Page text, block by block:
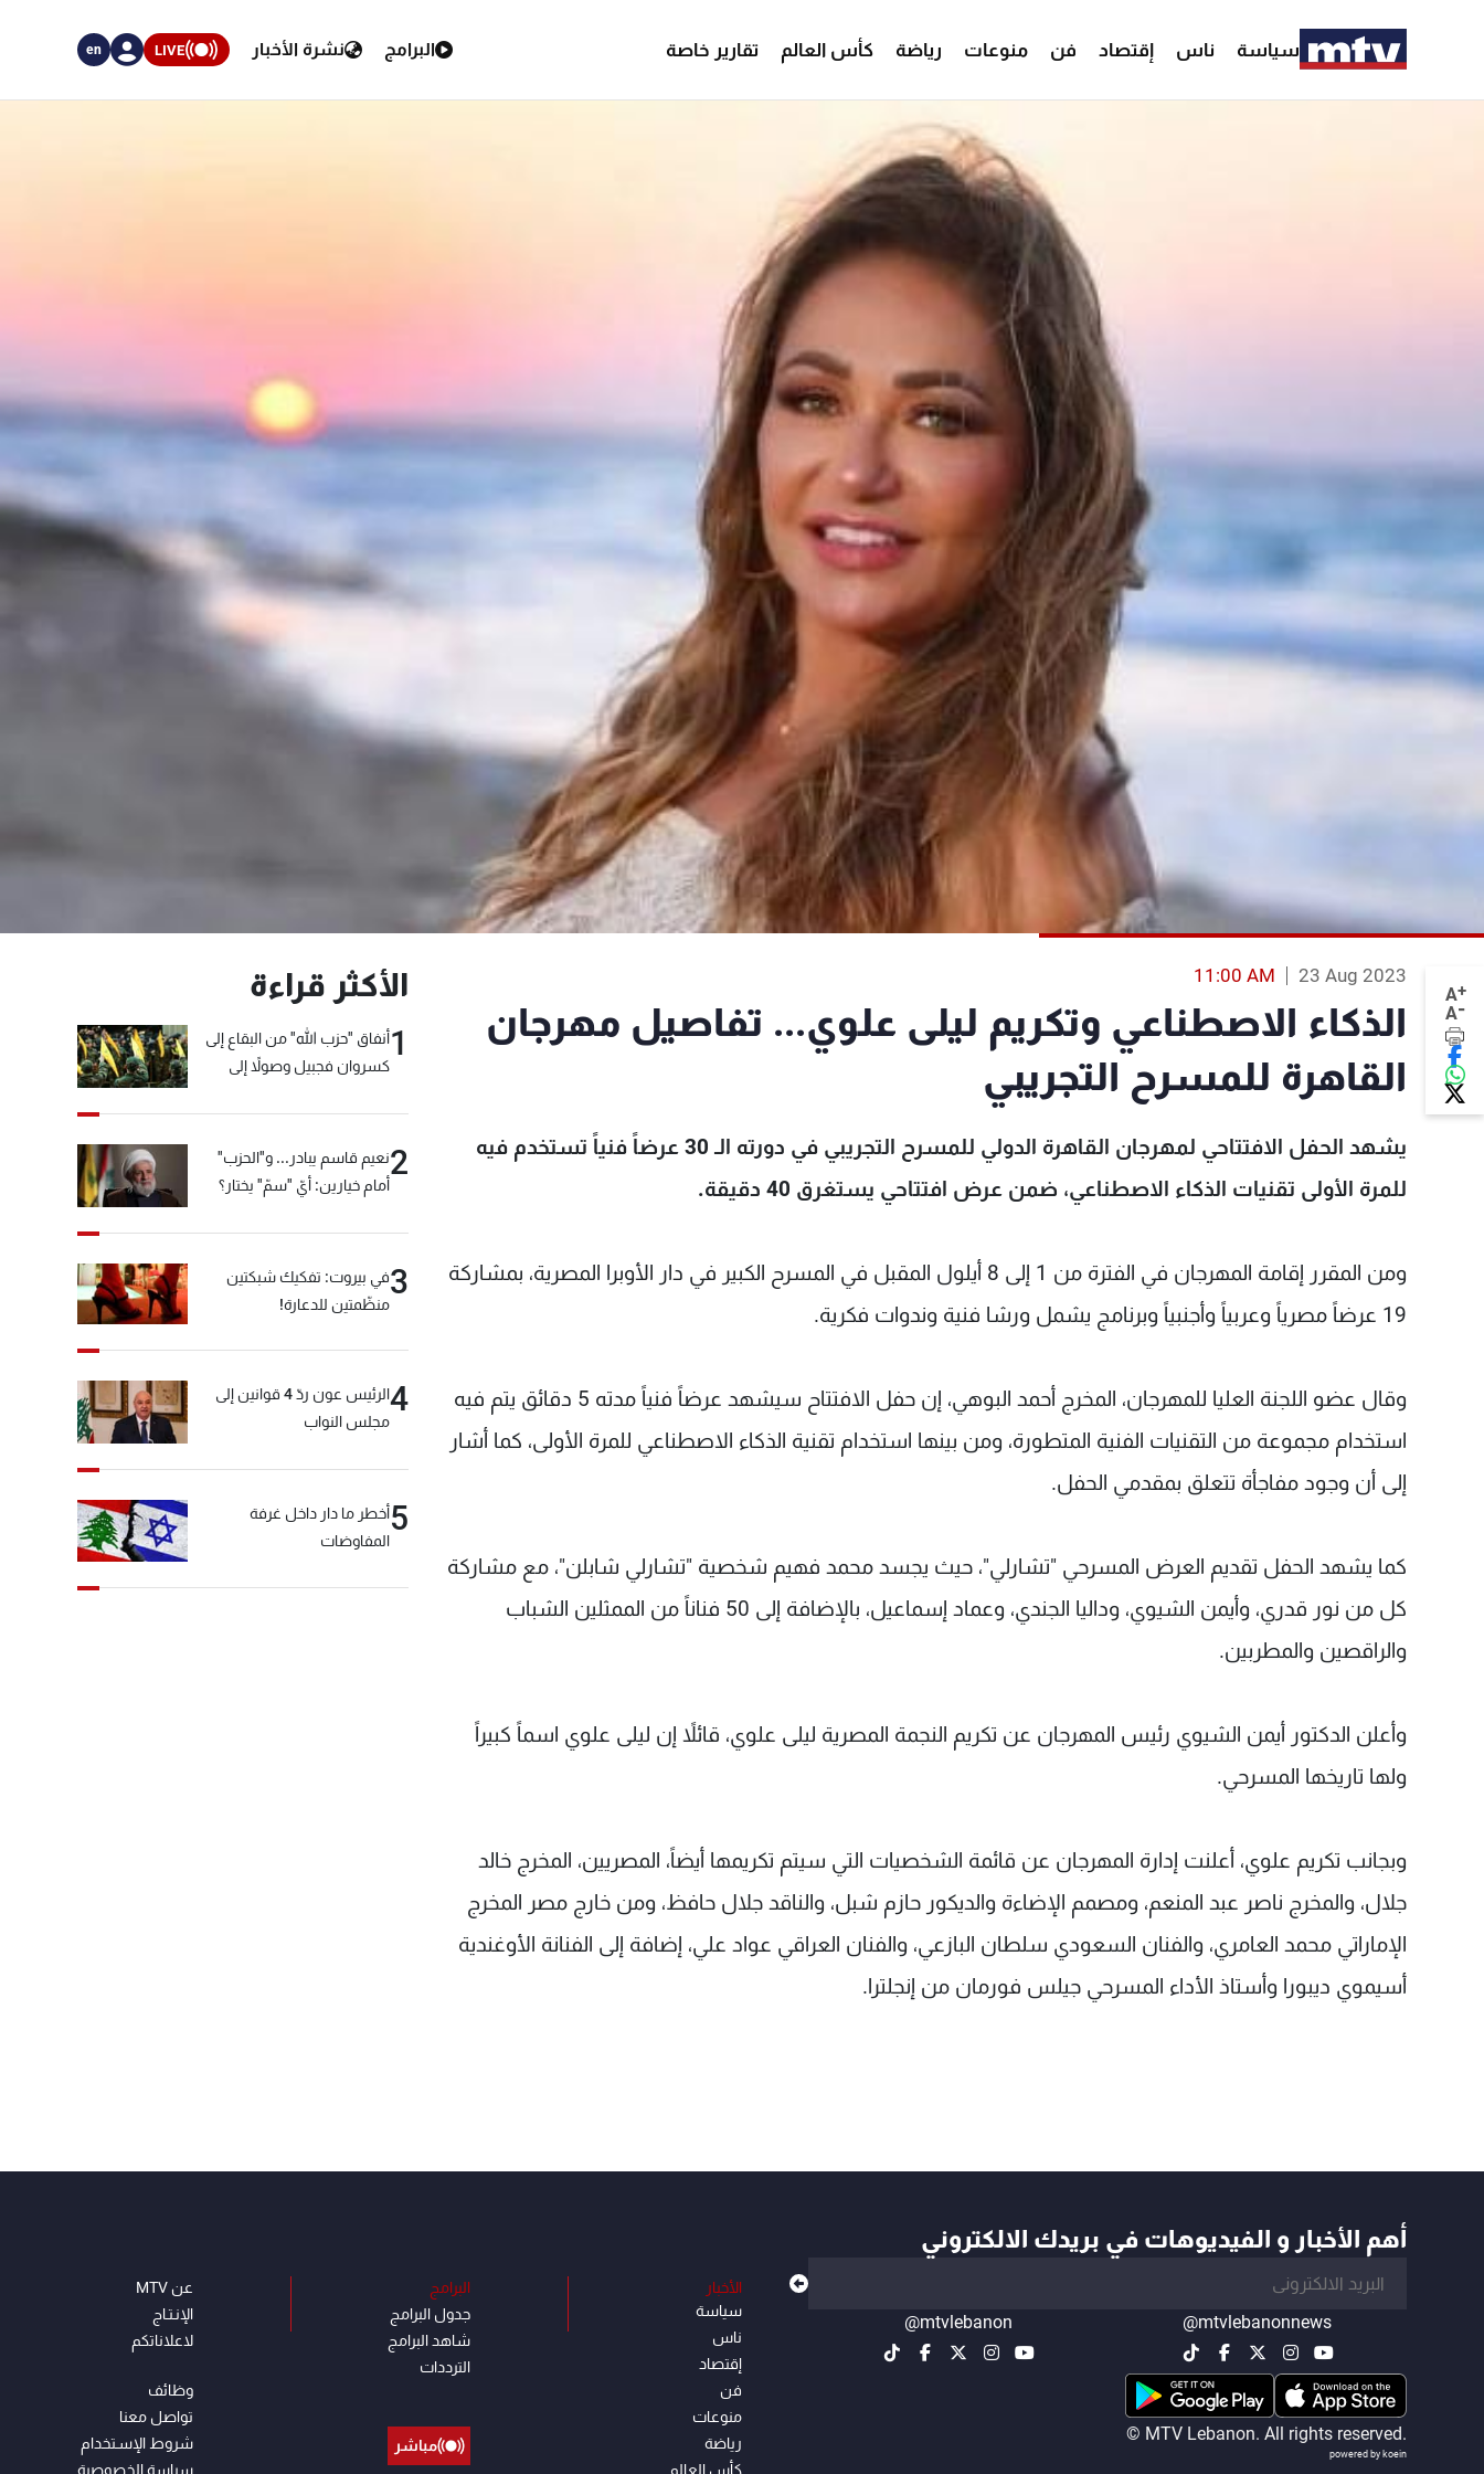
سياسة ناس إقتصاد فن منوعات رياضة كأس العالم تقارير خاصة البرامج نشرة الأخبار LIVE
en
A+
A-
23 Aug 2023
11:00 AM
الذكاء الاصطناعي وتكريم ليلى علوي... تفاصيل مهرجان
القاهرة للمسرح التجريبي
يشهد الحفل الافتتاحي لمهرجان القاهرة الدولي للمسرح التجريبي في دورته الـ 30 عرضاً فنياً تستخدم فيه
للمرة الأولى تقنيات الذكاء الاصطناعي، ضمن عرض افتتاحي يستغرق 40 دقيقة.
ومن المقرر إقامة المهرجان في الفترة من 1 إلى 8 أيلول المقبل في المسرح الكبير في دار الأوبرا المصرية، بمشاركة
19 عرضاً مصرياً وعربياً وأجنبياً وبرنامج يشمل ورشا فنية وندوات فكرية.
وقال عضو اللجنة العليا للمهرجان، المخرج أحمد البوهي، إن حفل الافتتاح سيشهد عرضاً فنياً مدته 5 دقائق يتم فيه
استخدام مجموعة من التقنيات الفنية المتطورة، ومن بينها استخدام تقنية الذكاء الاصطناعي للمرة الأولى، كما أشار
إلى أن وجود مفاجأة تتعلق بمقدمي الحفل.
كما يشهد الحفل تقديم العرض المسرحي "تشارلي"، حيث يجسد محمد فهيم شخصية "تشارلي شابلن"، مع مشاركة
كل من نور قدري، وأيمن الشيوي، وداليا الجندي، وعماد إسماعيل، بالإضافة إلى 50 فناناً من الممثلين الشباب
والراقصين والمطربين.
وأعلن الدكتور أيمن الشيوي رئيس المهرجان عن تكريم النجمة المصرية ليلى علوي، قائلاً إن ليلى علوي اسماً كبيراً
ولها تاريخها المسرحي.
وبجانب تكريم علوي، أعلنت إدارة المهرجان عن قائمة الشخصيات التي سيتم تكريمها أيضاً، المصريين، المخرج خالد
جلال، والمخرج ناصر عبد المنعم، ومصمم الإضاءة والديكور حازم شبل، والناقد جلال حافظ، ومن خارج مصر المخرج
الإماراتي محمد العامري، والفنان السعودي سلطان البازعي، والفنان العراقي عواد علي، إضافة إلى الفنانة الأوغندية
أسيموي ديبورا وأستاذ الأداء المسرحي جيلس فورمان من إنجلترا.
الأكثر قراءة
1أنفاق "حزب الله" من البقاع إلى
كسروان فجبيل وصولاً إلى
2نعيم قاسم يبادر... و"الحزب"
أمام خيارين: أيّ "سمّ" يختار؟
3في بيروت: تفكيك شبكتين
منظّمتين للدعارة!
4
الرئيس عون ردّ 4 قوانين إلى
مجلس النواب
5أخطر ما دار داخل غرفة
المفاوضات
أهم الأخبار و الفيديوهات في بريدك الالكتروني
@mtvlebanonnews
@mtvlebanon
© MTV Lebanon. All rights reserved.
powered by koein
الأخبار
سياسة
ناس
إقتصاد
فن
منوعات
رياضة
كأس العالم
البرامج
جدول البرامج
شاهد البرامج
الترددات
مباشر
عن MTV
الإنـتـاج
لاعلاناتكم
وظائف
تواصل معنا
شروط الإسـتخدام
سياسة الخصوصية